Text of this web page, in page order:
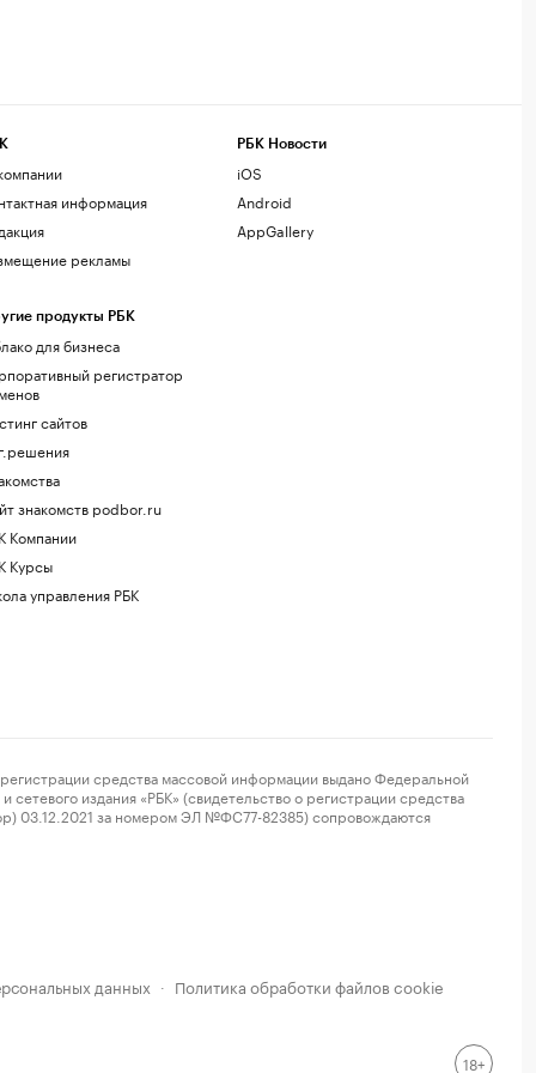
информация
рекламы
продукты РБК
для бизнеса
регистратор
сайтов
знакомств podbor.ru
Компании
Курсы
управления РБК
РБК Новости
iOS
Android
AppGallery
средства массовой информации выдано Федеральной
издания «РБК» (свидетельство о регистрации средства
03.12.2021 за номером ЭЛ №ФС77-82385) сопровождаются
данных · Политика обработки файлов cookie
18+